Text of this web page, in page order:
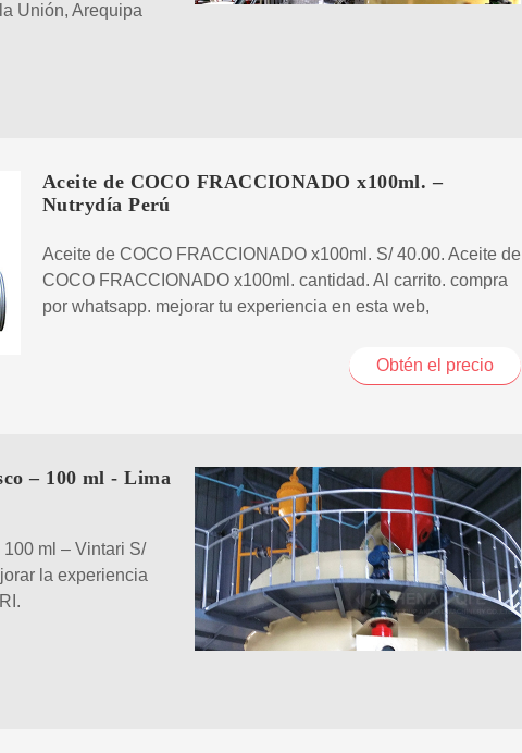
Unión, Arequipa
Aceite de COCO FRACCIONADO x100ml. –
Nutrydía Perú
Aceite de COCO FRACCIONADO x100ml. S/ 40.00. Aceite de
COCO FRACCIONADO x100ml. cantidad. Al carrito. compra
por whatsapp. mejorar tu experiencia en esta web,
Obtén el precio
– 100 ml - Lima
ml – Vintari S/
la experiencia